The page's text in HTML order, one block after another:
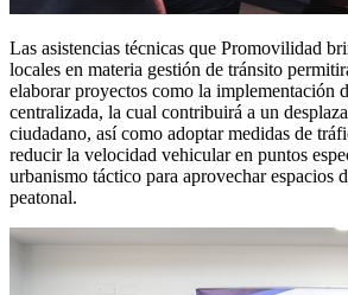
Las asistencias técnicas que Promovilidad
locales en materia gestión de tránsito
elaborar proyectos como la implementación
centralizada, la cual contribuirá a un
ciudadano, así como adoptar medidas de
reducir la velocidad vehicular en puntos
urbanismo táctico para aprovechar espacios
peatonal.